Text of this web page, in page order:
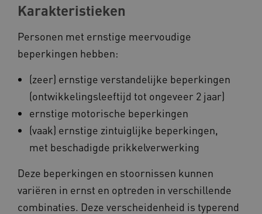
Karakteristieken
Personen met ernstige meervoudige
beperkingen hebben:
(zeer) ernstige verstandelijke beperkingen
(ontwikkelingsleeftijd tot ongeveer 2 jaar)
ernstige motorische beperkingen
(vaak) ernstige zintuiglijke beperkingen,
met beschadigde prikkelverwerking
Deze beperkingen en stoornissen kunnen
variëren in ernst en optreden in verschillende
combinaties. Deze verscheidenheid is typerend